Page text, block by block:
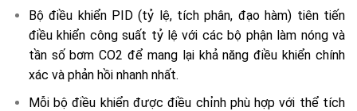
Bộ điều khiển PID (tỷ lệ, tích phân, đạo hàm) tiên tiến
điều khiển công suất tỷ lệ với các bộ phận làm nóng và
tần số bơm CO2 để mang lại khả năng điều khiển chính
xác và phản hồi nhanh nhất.
Mỗi bộ điều khiển được điều chỉnh phù hợp với thể tích